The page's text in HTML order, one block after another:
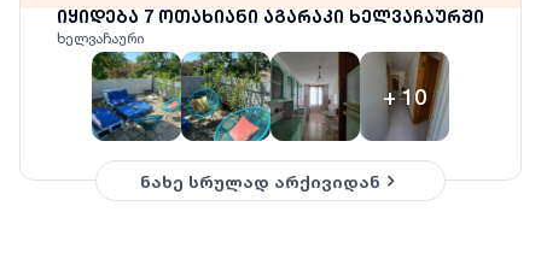
იყიდება 7 ოთახიანი აგარაკი ხელვაჩაურში
ხელვაჩაური
+10
ნახე სრულად არქივიდან